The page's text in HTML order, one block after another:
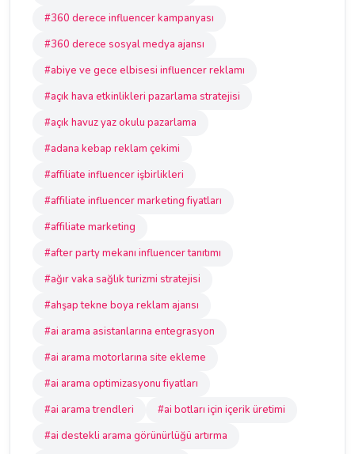
#360 derece influencer kampanyası
#360 derece sosyal medya ajansı
#abiye ve gece elbisesi influencer reklamı
#açık hava etkinlikleri pazarlama stratejisi
#açık havuz yaz okulu pazarlama
#adana kebap reklam çekimi
#affiliate influencer işbirlikleri
#affiliate influencer marketing fiyatları
#affiliate marketing
#after party mekanı influencer tanıtımı
#ağır vaka sağlık turizmi stratejisi
#ahşap tekne boya reklam ajansı
#ai arama asistanlarına entegrasyon
#ai arama motorlarına site ekleme
#ai arama optimizasyonu fiyatları
#ai arama trendleri
#ai botları için içerik üretimi
#ai destekli arama görünürlüğü artırma